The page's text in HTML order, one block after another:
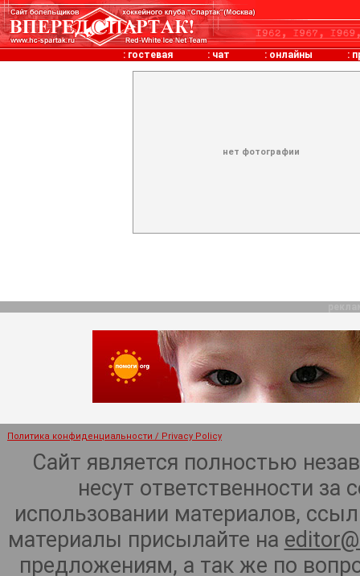
: гостевая : чат : онлайны :
нет фотографии
Политика конфиденциальности / Privacy Policy
Сайт является полностью
несут ответственности
использовании материалов,
материалы присылайте на
предложениям, а так же по